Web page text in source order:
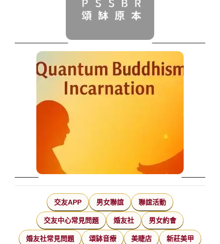
交友APP 男女聯誼 聯誼活動
交友中心常見問題 婚友社 男女約會
婚友社常見問題 頌缽音療 美睫店 新莊美甲